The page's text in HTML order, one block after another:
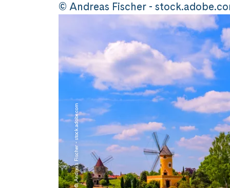
© Andreas Fischer -
© Andreas Fischer - stock.adobe.com